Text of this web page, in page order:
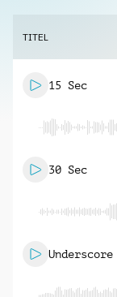
TITEL
15 Sec
30 Sec
Underscore